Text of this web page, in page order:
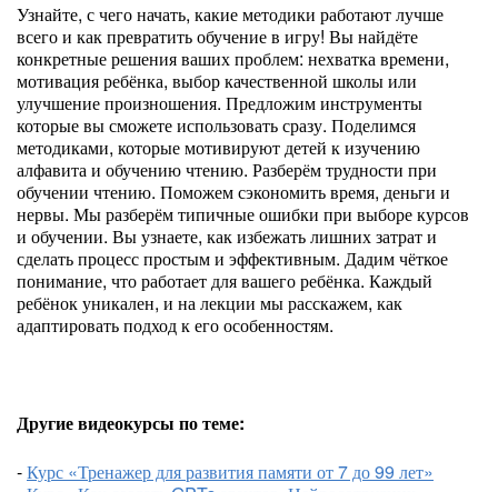
Узнайте, с чего начать, какие методики работают лучше
всего и как превратить обучение в игру! Вы найдёте
конкретные решения ваших проблем: нехватка времени,
мотивация ребёнка, выбор качественной школы или
улучшение произношения. Предложим инструменты
которые вы сможете использовать сразу. Поделимся
методиками, которые мотивируют детей к изучению
алфавита и обучению чтению. Разберём трудности при
обучении чтению. Поможем сэкономить время, деньги и
нервы. Мы разберём типичные ошибки при выборе курсов
и обучении. Вы узнаете, как избежать лишних затрат и
сделать процесс простым и эффективным. Дадим чёткое
понимание, что работает для вашего ребёнка. Каждый
ребёнок уникален, и на лекции мы расскажем, как
адаптировать подход к его особенностям.
Другие видеокурсы по теме:
-Курс «Тренажер для развития памяти от 7 до 99 лет»